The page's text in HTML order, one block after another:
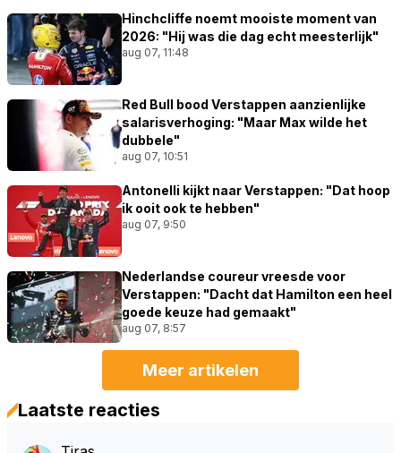
Hinchcliffe noemt mooiste moment van
2026: "Hij was die dag echt meesterlijk"
aug 07, 11:48
Red Bull bood Verstappen aanzienlijke
salarisverhoging: "Maar Max wilde het
dubbele"
aug 07, 10:51
Antonelli kijkt naar Verstappen: "Dat hoop
ik ooit ook te hebben"
aug 07, 9:50
Nederlandse coureur vreesde voor
Verstappen: "Dacht dat Hamilton een heel
goede keuze had gemaakt"
aug 07, 8:57
Meer artikelen
Laatste reacties